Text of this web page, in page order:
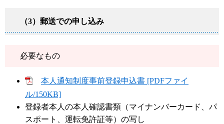
（3）郵送での申し込み
必要なもの
本人通知制度事前登録申込書 [PDFファイ
ル/150KB]
登録者本人の本人確認書類（マイナンバーカード、パ
スポート、運転免許証等）の写し